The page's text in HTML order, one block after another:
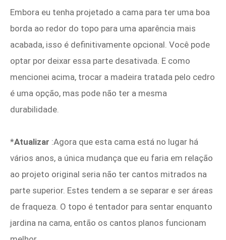
Embora eu tenha projetado a cama para ter uma boa
borda ao redor do topo para uma aparência mais
acabada, isso é definitivamente opcional. Você pode
optar por deixar essa parte desativada. E como
mencionei acima, trocar a madeira tratada pelo cedro
é uma opção, mas pode não ter a mesma
durabilidade.
*Atualizar :Agora que esta cama está no lugar há
vários anos, a única mudança que eu faria em relação
ao projeto original seria não ter cantos mitrados na
parte superior. Estes tendem a se separar e ser áreas
de fraqueza. O topo é tentador para sentar enquanto
jardina na cama, então os cantos planos funcionam